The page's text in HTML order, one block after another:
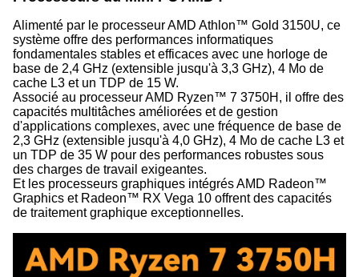
Alimenté par le processeur AMD Athlon™ Gold 3150U, ce
système offre des performances informatiques
fondamentales stables et efficaces avec une horloge de
base de 2,4 GHz (extensible jusqu'à 3,3 GHz), 4 Mo de
cache L3 et un TDP de 15 W.
Associé au processeur AMD Ryzen™ 7 3750H, il offre des
capacités multitâches améliorées et de gestion
d'applications complexes, avec une fréquence de base de
2,3 GHz (extensible jusqu'à 4,0 GHz), 4 Mo de cache L3 et
un TDP de 35 W pour des performances robustes sous
des charges de travail exigeantes.
Et les processeurs graphiques intégrés AMD Radeon™
Graphics et Radeon™ RX Vega 10 offrent des capacités
de traitement graphique exceptionnelles.